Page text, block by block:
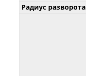
Радиус разворота